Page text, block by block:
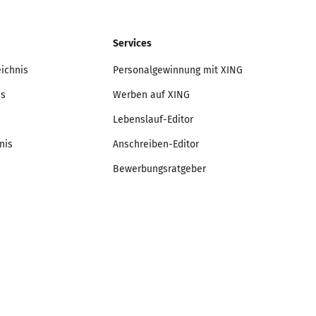
Services
Personalgewinnung mit XING
Werben auf XING
Lebenslauf-Editor
Anschreiben-Editor
Bewerbungsratgeber